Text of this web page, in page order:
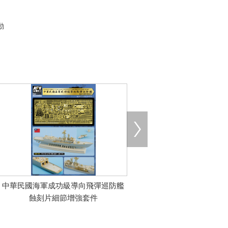
中華民國海軍成功級導向飛彈巡防艦
蝕刻片細節增強套件